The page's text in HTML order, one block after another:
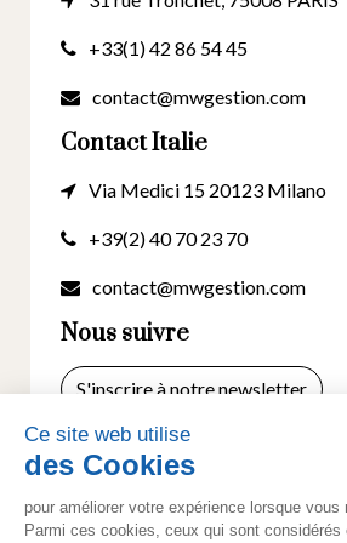
+33(1) 42 86 54 45
contact@mwgestion.com
Contact Italie
Via Medici 15 20123 Milano
+39(2) 40 70 23 70
contact@mwgestion.com
Nous suivre
S'inscrire à notre newsletter
© 2025 Tous droits réservés.
Mentions légales-Cookies-
confidentialité